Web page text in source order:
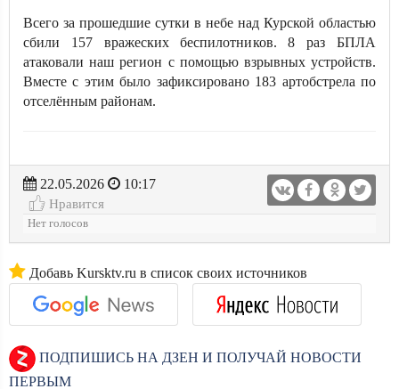
Всего за прошедшие сутки в небе над Курской областью
сбили 157 вражеских беспилотников. 8 раз БПЛА
атаковали наш регион с помощью взрывных устройств.
Вместе с этим было зафиксировано 183 артобстрела по
отселённым районам.
22.05.2026
10:17
Нравится
Нет голосов
Добавь Kursktv.ru в список своих источников
ПОДПИШИСЬ НА ДЗЕН И ПОЛУЧАЙ НОВОСТИ
ПЕРВЫМ